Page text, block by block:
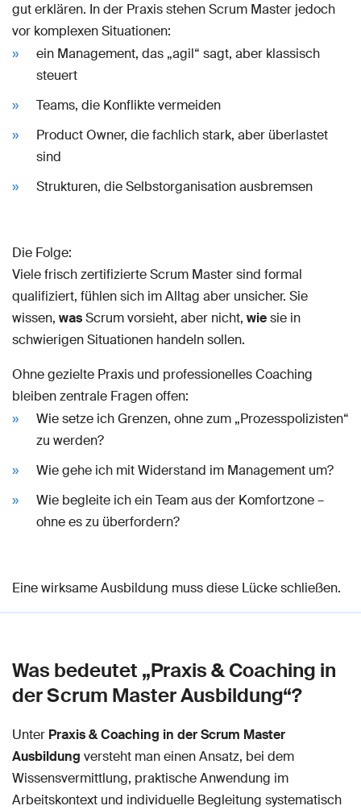
gut erklären. In der Praxis stehen Scrum Master jedoch
vor komplexen Situationen:
ein Management, das „agil“ sagt, aber klassisch
steuert
Teams, die Konflikte vermeiden
Product Owner, die fachlich stark, aber überlastet
sind
Strukturen, die Selbstorganisation ausbremsen
Die Folge:
Viele frisch zertifizierte Scrum Master sind formal
qualifiziert, fühlen sich im Alltag aber unsicher. Sie
wissen, wasScrum vorsieht, aber nicht, wiesie in
schwierigen Situationen handeln sollen.
Ohne gezielte Praxis und professionelles Coaching
bleiben zentrale Fragen offen:
Wie setze ich Grenzen, ohne zum „Prozesspolizisten“
zu werden?
Wie gehe ich mit Widerstand im Management um?
Wie begleite ich ein Team aus der Komfortzone –
ohne es zu überfordern?
Eine wirksame Ausbildung muss diese Lücke schließen.
Was bedeutet „Praxis & Coaching in
der Scrum Master Ausbildung“?
Unter Praxis & Coaching in der Scrum Master
Ausbildung versteht man einen Ansatz, bei dem
Wissensvermittlung, praktische Anwendung im
Arbeitskontext und individuelle Begleitung systematisch